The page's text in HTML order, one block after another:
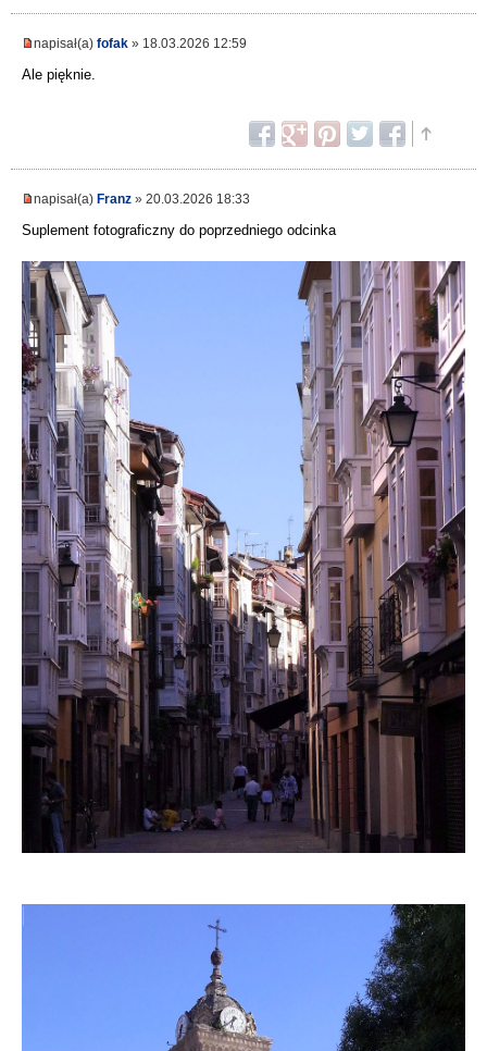
napisał(a) fofak » 18.03.2026 12:59
Ale pięknie.
napisał(a) Franz » 20.03.2026 18:33
Suplement fotograficzny do poprzedniego odcinka